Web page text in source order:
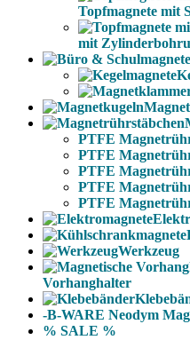
Topfmagnete mit
mit
PTFE
PTFE
PTFE
PTFE
PTFE
Werkzeug
Vorhanghalter
-B-WARE Neodym
% SALE %